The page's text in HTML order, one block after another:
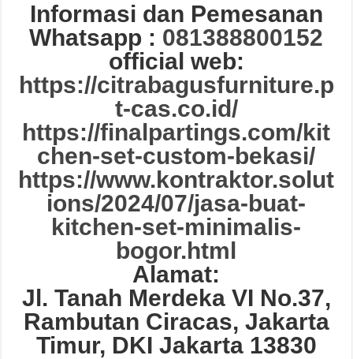
Informasi dan Pemesanan
Whatsapp : 081388800152
official web:
https://citrabagusfurniture.p
t-cas.co.id/
https://finalpartings.com/kit
chen-set-custom-bekasi/
https://www.kontraktor.solut
ions/2024/07/jasa-buat-
kitchen-set-minimalis-
bogor.html
Alamat:
Jl. Tanah Merdeka VI No.37,
Rambutan Ciracas, Jakarta
Timur, DKI Jakarta 13830